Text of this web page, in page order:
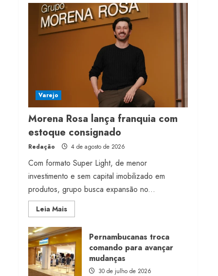
milhões de receita em
2026
4 de agosto de 2026
Projeto testa passaporte
digital na moda nacional
4 de agosto de 2026
Varejo
Morena Rosa lança franquia com
estoque consignado
Redação 4 de agosto de 2026
Com formato Super Light, de menor
investimento e sem capital imobilizado em
produtos, grupo busca expansão no...
Leia MaisRead
more
Morena
Rosa
lança
franquia
com
estoque
consignado
Pernambucanas troca
comando para avançar
mudanças
30 de julho de 2026